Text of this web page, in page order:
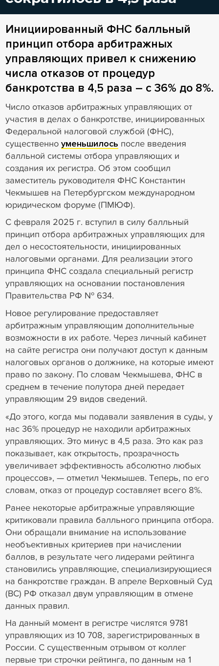
Инициированный ФНС балльный
принцип отбора арбитражных
управляющих привел к снижению
числа отказов от процедур
банкротства в 4,5 раза – с 36% до 8%.
Число отказов арбитражных управляющих от
участия в делах о банкротствe, инициированных
Федеральной налоговой службой (ФНС),
существенно уменьшилось после введения
балльной системы отбора управляющих и
создания их регистра. Об этом сообщил
заместитель руководителя ФНС Константин
Чекмышев на Петербургском международном
юридическом форуме (ПМЮФ).
С февраля 2025 г. вступил в силу балльный
принцип отбора арбитражных управляющих для
дел о несостоятельности, инициированных
налоговыми органами. Для реализации этого
принципа ФНС создала специальный регистр
управляющих на основании постановления
Правительства РФ № 634.
Новое регулирование предоставляет
арбитражным управляющим дополнительные
возможности в их работе. Через личный кабинет
на сайте регистра они получают доступ к данным
налоговых органов о должнике, на которые имеют
право по закону. По словам Чекмышева, ФНС в
среднем в течение полутора дней передает
управляющим 29 видов сведений.
«До этого, когда мы подавали заявления в суды, у
нас 36% процедур не находили арбитражных
управляющих. Это минус в 4,5 раза. Это как раз
показывает, как открытость, прозрачность
увеличивает эффективность абсолютно любых
процессов», — отметил Чекмышев. Теперь, по его
словам, отказ от процедур составляет всего 8%.
Ранее некоторые арбитражные управляющие
критиковали правила балльного принципа отбора.
Они обращали внимание на использование
необъективных критериев при начислении
баллов, в результате чего лидерами рейтинга
становились управляющие, специализирующиеся
на банкротстве граждан. В апреле Верховный Суд
(ВС) РФ отказал двум управляющим в отмене
данных правил.
На данный момент в регистре числятся 9781
управляющих из 10 708, зарегистрированных в
России. С существенным отрывом от коллег
первые три строчки рейтинга, по данным на 1